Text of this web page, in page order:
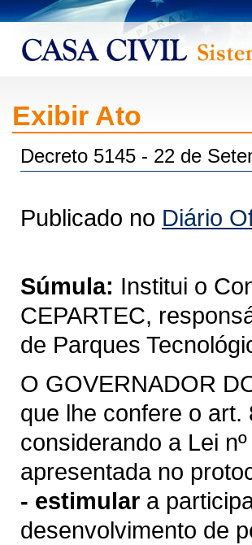
Exibir Ato
Decreto 5145 - 22 de
Publicado no Diário
Súmula: Institui o
CEPARTEC,
de Parques
O GOVERNADOR
que lhe confere o art.
considerando a Lei
apresentada no
- estimular a
desenvolvimento de